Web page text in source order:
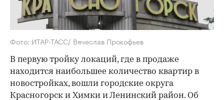
Фото: ИТАР-ТАСС/ Вячеслав Прокофьев
В первую тройку локаций, где в продаже
находится наибольшее количество квартир в
новостройках, вошли городские округа
Красногорск и Химки и Ленинский район. Об